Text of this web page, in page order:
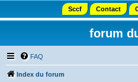
Sccf Contact
forum
FAQ
Index du forum